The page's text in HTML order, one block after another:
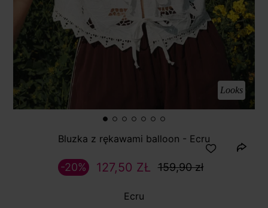
Looks
Bluzka z rękawami balloon - Ecru
127,50 ZŁ 159,90 zł
-20%
Ecru